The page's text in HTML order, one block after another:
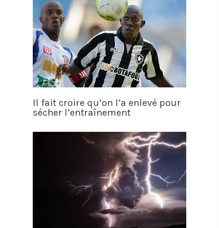
Il fait croire qu’on l’a enlevé pour
sécher l’entraînement